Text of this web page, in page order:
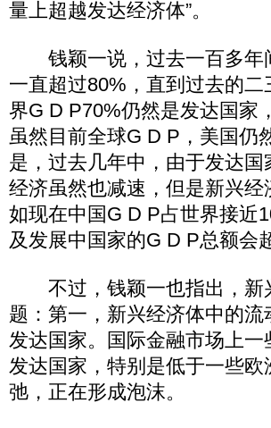
量上超越发达经济体”。
钱颖一说，过去一百多年
一直超过80%，直到过去的
界G D P70%仍然是发达国家
虽然目前全球G D P，美国仍
是，过去几年中，由于发达
经济虽然也减速，但是新兴
如现在中国G D P占世界接近
及发展中国家的G D P总额会
不过，钱颖一也指出，新
题：第一，新兴经济体中的
发达国家。国际金融市场上
发达国家，特别是低于一些
弛，正在形成泡沫。